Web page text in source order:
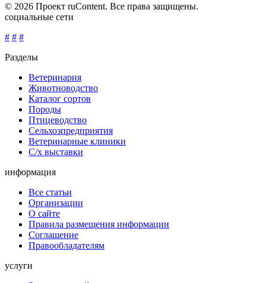
© 2026 Проект ruContent. Все права защищены.
социальные сети
# # #
Разделы
Ветеринария
Животноводство
Каталог сортов
Породы
Птицеводство
Сельхозпредприятия
Ветеринарные клиники
С/х выставки
информация
Все статьи
Организации
О сайте
Правила размещения информации
Соглашение
Правообладателям
услуги